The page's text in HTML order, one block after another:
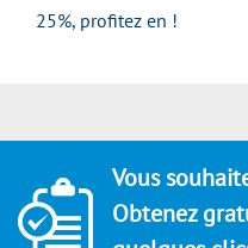
25%, profitez en !
Vous
Obtenez